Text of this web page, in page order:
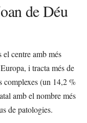
de Déu
centre amb més
i tracta més de
complexes (un 14,2 %
amb el nombre més
de patologies.